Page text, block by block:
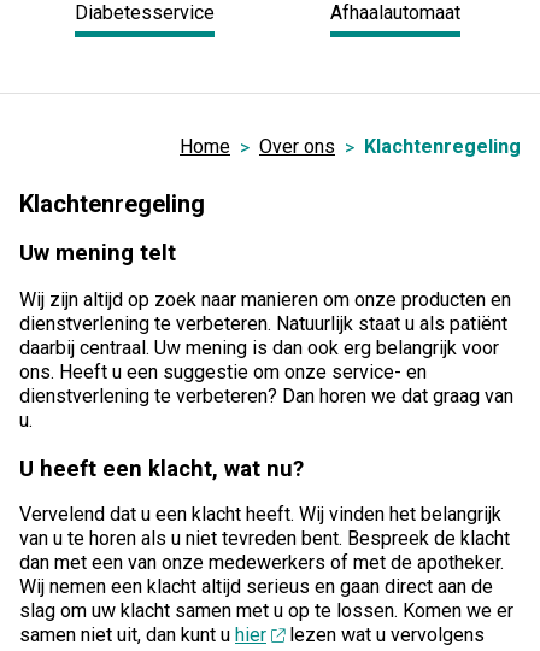
Diabetesservice Afhaalautomaat
Home Over ons Klachtenregeling
Klachtenregeling
Uw mening telt
Wij zijn altijd op zoek naar manieren om onze producten en
dienstverlening te verbeteren. Natuurlijk staat u als patiënt
daarbij centraal. Uw mening is dan ook erg belangrijk voor
ons. Heeft u een suggestie om onze service- en
dienstverlening te verbeteren? Dan horen we dat graag van
u.
U heeft een klacht, wat nu?
Vervelend dat u een klacht heeft. Wij vinden het belangrijk
van u te horen als u niet tevreden bent. Bespreek de klacht
dan met een van onze medewerkers of met de apotheker.
Wij nemen een klacht altijd serieus en gaan direct aan de
slag om uw klacht samen met u op te lossen. Komen we er
samen niet uit, dan kunt u hier
lezen wat u vervolgens